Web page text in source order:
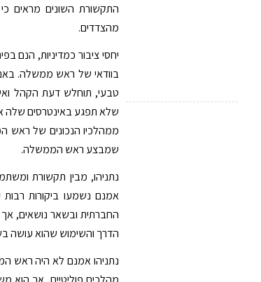
התקשורת השונים מראים
מהצדדים.
יחסי ציבור כמדיניות, הנם
בוודאי של ראש ממשלה. באם
טבעי, תוחלש דעת הקהל
שלא תפגע באינטרסים שלה
ממהלכיו הנכונים של ראש
שמבצע ראש הממשלה.
נתניהו, מבין תקשורת
אמנם נשמעו ביקורות
החברתית ובשאר נושאים, אך
הדרך והשימוש שהוא עושה
נתניהו אמנם לא היה ראש